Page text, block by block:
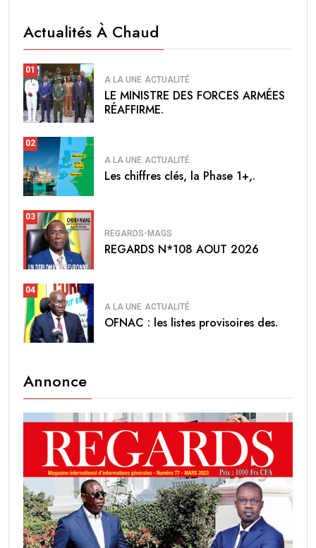
Actualités À Chaud
01
A LA UNE ACTUALITÉ
LE MINISTRE DES FORCES ARMÉES
RÉAFFIRME.
02
A LA UNE ACTUALITÉ
Les chiffres clés, la Phase 1+,.
03
REGARDS-MAGS
REGARDS N*108 AOUT 2026
04
A LA UNE ACTUALITÉ
OFNAC : les listes provisoires des.
Annonce